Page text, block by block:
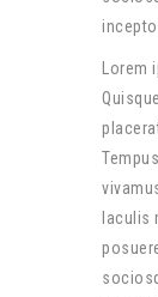
Iaculis